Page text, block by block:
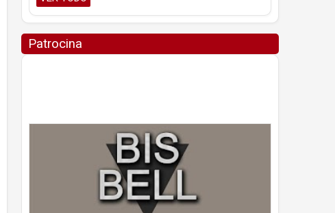
Patrocina